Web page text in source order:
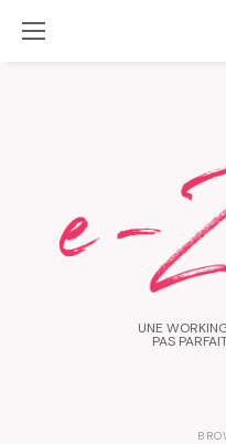
UNE
PAS